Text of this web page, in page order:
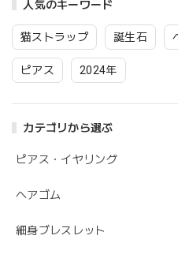
人気のキーワード
猫ストラップ 誕生石
ピアス 2024年
カテゴリから選ぶ
ピアス・イヤリング
ヘアゴム
細身ブレスレット
日プレゼント ギフト